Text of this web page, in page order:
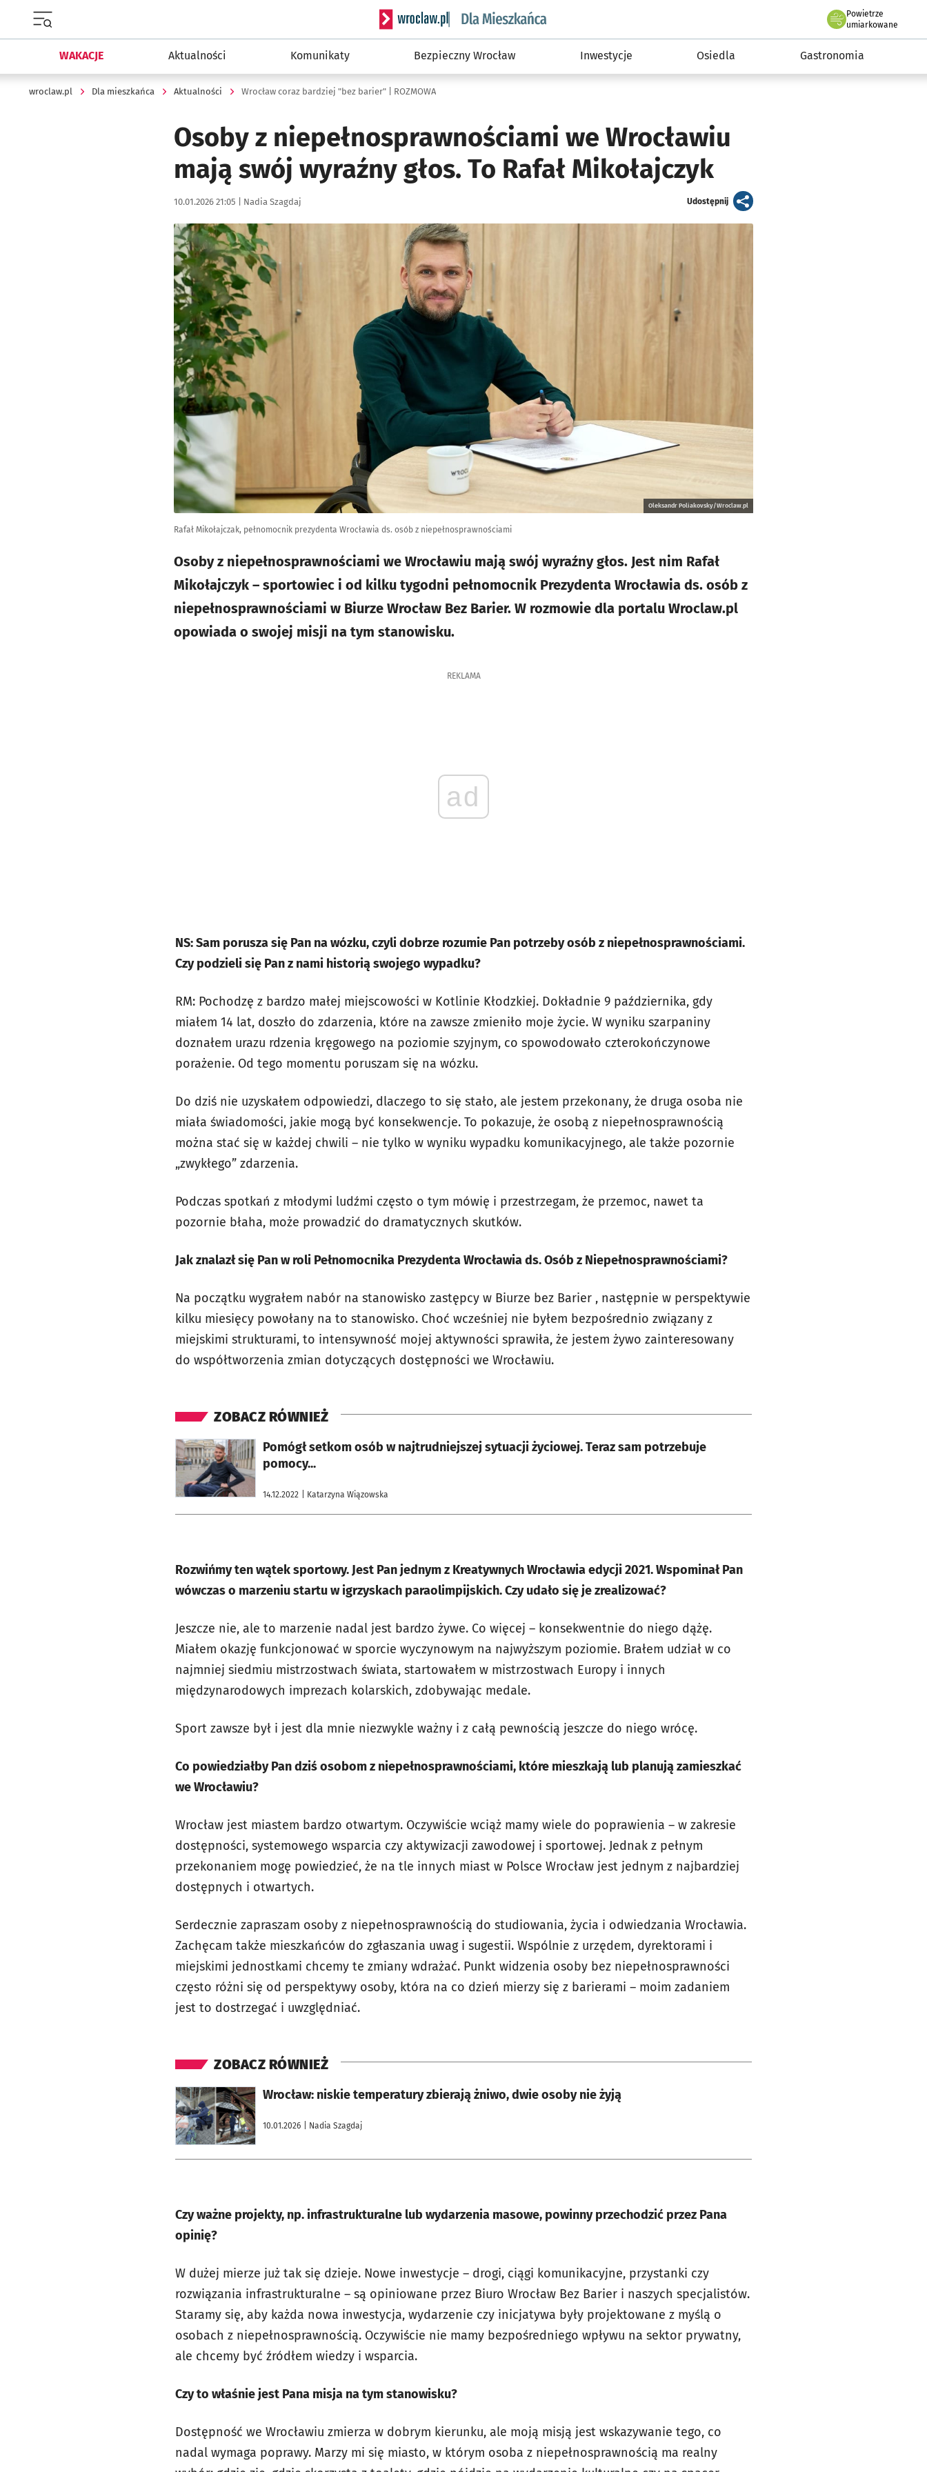
Serwis informacyjny wroclaw.pl podserwis: Dla mieszkańca
Powietrze
we Wrocławiu
umiarkowane
WAKACJE Aktualności Komunikaty Bezpieczny Wrocław Inwestycje Osiedla Gastronomia
wroclaw.pl Dla mieszkańca Aktualności Wrocław coraz bardziej "bez barier" | ROZMOWA
Osoby z niepełnosprawnościami we Wrocławiu
mają swój wyraźny głos. To Rafał Mikołajczyk
Data publikacji:
10.01.2026 21:05 | Autor:
Nadia Szagdaj Udostępnijartykuł
Kliknij, aby powiększyć
Oleksandr Poliakovsky/Wroclaw.pl
Rafał Mikołajczak, pełnomocnik prezydenta Wrocławia ds. osób z niepełnosprawnościami
Osoby z niepełnosprawnościami we Wrocławiu mają swój wyraźny głos. Jest nim Rafał
Mikołajczyk – sportowiec i od kilku tygodni pełnomocnik Prezydenta Wrocławia ds. osób z
niepełnosprawnościami w Biurze Wrocław Bez Barier. W rozmowie dla portalu Wroclaw.pl
opowiada o swojej misji na tym stanowisku.
REKLAMA
ad
NS: Sam porusza się Pan na wózku, czyli dobrze rozumie Pan potrzeby osób z niepełnosprawnościami.
Czy podzieli się Pan z nami historią swojego wypadku?
RM: Pochodzę z bardzo małej miejscowości w Kotlinie Kłodzkiej. Dokładnie 9 października, gdy
miałem 14 lat, doszło do zdarzenia, które na zawsze zmieniło moje życie. W wyniku szarpaniny
doznałem urazu rdzenia kręgowego na poziomie szyjnym, co spowodowało czterokończynowe
porażenie. Od tego momentu poruszam się na wózku.
Do dziś nie uzyskałem odpowiedzi, dlaczego to się stało, ale jestem przekonany, że druga osoba nie
miała świadomości, jakie mogą być konsekwencje. To pokazuje, że osobą z niepełnosprawnością
można stać się w każdej chwili – nie tylko w wyniku wypadku komunikacyjnego, ale także pozornie
„zwykłego” zdarzenia.
Podczas spotkań z młodymi ludźmi często o tym mówię i przestrzegam, że przemoc, nawet ta
pozornie błaha, może prowadzić do dramatycznych skutków.
Jak znalazł się Pan w roli Pełnomocnika Prezydenta Wrocławia ds. Osób z Niepełnosprawnościami?
Na początku wygrałem nabór na stanowisko zastępcy w Biurze bez Barier , następnie w perspektywie
kilku miesięcy powołany na to stanowisko. Choć wcześniej nie byłem bezpośrednio związany z
miejskimi strukturami, to intensywność mojej aktywności sprawiła, że jestem żywo zainteresowany
do współtworzenia zmian dotyczących dostępności we Wrocławiu.
ZOBACZ RÓWNIEŻ
Pomógł setkom osób w najtrudniejszej sytuacji życiowej. Teraz sam potrzebuje
pomocy...
14.12.2022 | Katarzyna Wiązowska
otworzy się w nowej karcie
Rozwińmy ten wątek sportowy. Jest Pan jednym z Kreatywnych Wrocławia edycji 2021. Wspominał Pan
wówczas o marzeniu startu w igrzyskach paraolimpijskich. Czy udało się je zrealizować?
Jeszcze nie, ale to marzenie nadal jest bardzo żywe. Co więcej – konsekwentnie do niego dążę.
Miałem okazję funkcjonować w sporcie wyczynowym na najwyższym poziomie. Brałem udział w co
najmniej siedmiu mistrzostwach świata, startowałem w mistrzostwach Europy i innych
międzynarodowych imprezach kolarskich, zdobywając medale.
Sport zawsze był i jest dla mnie niezwykle ważny i z całą pewnością jeszcze do niego wrócę.
Co powiedziałby Pan dziś osobom z niepełnosprawnościami, które mieszkają lub planują zamieszkać
we Wrocławiu?
Wrocław jest miastem bardzo otwartym. Oczywiście wciąż mamy wiele do poprawienia – w zakresie
dostępności, systemowego wsparcia czy aktywizacji zawodowej i sportowej. Jednak z pełnym
przekonaniem mogę powiedzieć, że na tle innych miast w Polsce Wrocław jest jednym z najbardziej
dostępnych i otwartych.
Serdecznie zapraszam osoby z niepełnosprawnością do studiowania, życia i odwiedzania Wrocławia.
Zachęcam także mieszkańców do zgłaszania uwag i sugestii. Wspólnie z urzędem, dyrektorami i
miejskimi jednostkami chcemy te zmiany wdrażać. Punkt widzenia osoby bez niepełnosprawności
często różni się od perspektywy osoby, która na co dzień mierzy się z barierami – moim zadaniem
jest to dostrzegać i uwzględniać.
ZOBACZ RÓWNIEŻ
Wrocław: niskie temperatury zbierają żniwo, dwie osoby nie żyją
10.01.2026 | Nadia Szagdaj
otworzy się w nowej karcie
Czy ważne projekty, np. infrastrukturalne lub wydarzenia masowe, powinny przechodzić przez Pana
opinię?
W dużej mierze już tak się dzieje. Nowe inwestycje – drogi, ciągi komunikacyjne, przystanki czy
rozwiązania infrastrukturalne – są opiniowane przez Biuro Wrocław Bez Barier i naszych specjalistów.
Staramy się, aby każda nowa inwestycja, wydarzenie czy inicjatywa były projektowane z myślą o
osobach z niepełnosprawnością. Oczywiście nie mamy bezpośredniego wpływu na sektor prywatny,
ale chcemy być źródłem wiedzy i wsparcia.
Czy to właśnie jest Pana misja na tym stanowisku?
Dostępność we Wrocławiu zmierza w dobrym kierunku, ale moją misją jest wskazywanie tego, co
nadal wymaga poprawy. Marzy mi się miasto, w którym osoba z niepełnosprawnością ma realny